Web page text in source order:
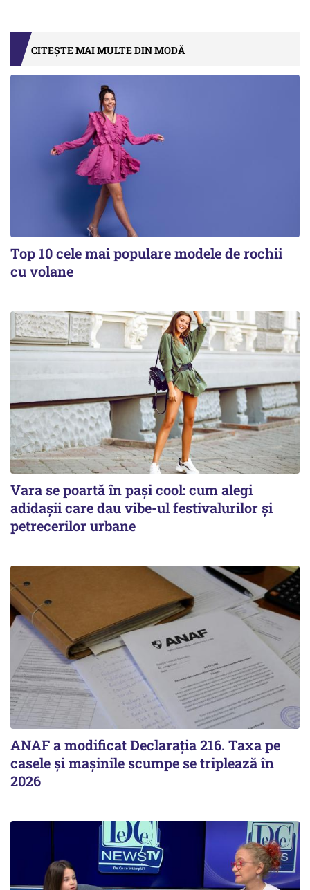
CITEȘTE MAI MULTE DIN MODĂ
Top 10 cele mai populare modele de rochii
cu volane
Vara se poartă în pași cool: cum alegi
adidașii care dau vibe-ul festivalurilor și
petrecerilor urbane
ANAF a modificat Declarația 216. Taxa pe
casele și mașinile scumpe se triplează în
2026